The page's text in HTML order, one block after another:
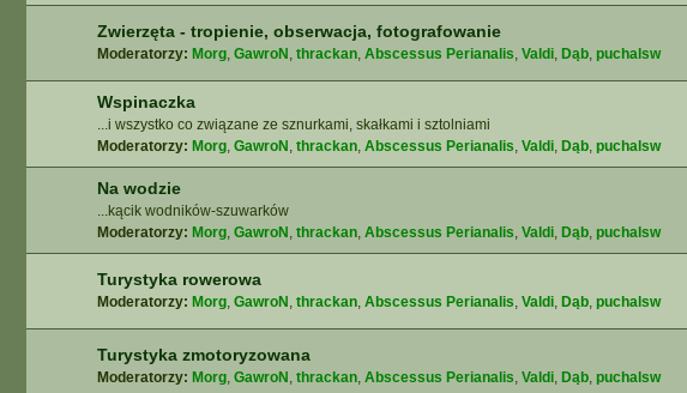
Zwierzęta - tropienie, obserwacja, fotografowanie
Moderatorzy: Morg, GawroN , thrackan, Abscessus Perianalis, Valdi, Dąb, puchalsw
Wspinaczka
...i wszystko co związane ze sznurkami, skałkami i sztolniami
Moderatorzy: Morg, GawroN , thrackan, Abscessus Perianalis, Valdi, Dąb, puchalsw
Na wodzie
...kącik wodników-szuwarków
Moderatorzy: Morg, GawroN , thrackan, Abscessus Perianalis, Valdi, Dąb, puchalsw
Turystyka rowerowa
Moderatorzy: Morg, GawroN , thrackan, Abscessus Perianalis, Valdi, Dąb, puchalsw
Turystyka zmotoryzowana
Moderatorzy: Morg, GawroN , thrackan, Abscessus Perianalis, Valdi, Dąb, puchalsw